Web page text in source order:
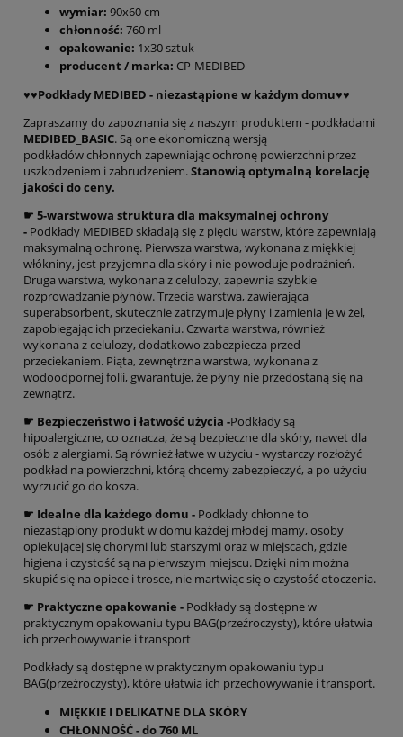
wymiar: 90x60 cm
chłonność: 760 ml
opakowanie: 1x30 sztuk
producent / marka: CP-MEDIBED
♥️♥️Podkłady MEDIBED - niezastąpione w każdym domu♥️♥️
Zapraszamy do zapoznania się z naszym produktem - podkładami
MEDIBED_BASIC. Są one ekonomiczną wersją
podkładów chłonnych zapewniając ochronę powierzchni przez
uszkodzeniem i zabrudzeniem.Stanowią optymalną korelację
jakości do ceny.
☛ 5-warstwowa struktura dla maksymalnej ochrony
- Podkłady MEDIBED składają się z pięciu warstw, które zapewniają
maksymalną ochronę. Pierwsza warstwa, wykonana z miękkiej
włókniny, jest przyjemna dla skóry i nie powoduje podrażnień.
Druga warstwa, wykonana z celulozy, zapewnia szybkie
rozprowadzanie płynów. Trzecia warstwa, zawierająca
superabsorbent, skutecznie zatrzymuje płyny i zamienia je w żel,
zapobiegając ich przeciekaniu. Czwarta warstwa, również
wykonana z celulozy, dodatkowo zabezpiecza przed
przeciekaniem. Piąta, zewnętrzna warstwa, wykonana z
wodoodpornej folii, gwarantuje, że płyny nie przedostaną się na
zewnątrz.
☛ Bezpieczeństwo i łatwość użycia -Podkłady są
hipoalergiczne, co oznacza, że są bezpieczne dla skóry, nawet dla
osób z alergiami. Są również łatwe w użyciu - wystarczy rozłożyć
podkład na powierzchni, którą chcemy zabezpieczyć, a po użyciu
wyrzucić go do kosza.
☛ Idealne dla każdego domu - Podkłady chłonne to
niezastąpiony produkt w domu każdej młodej mamy, osoby
opiekującej się chorymi lub starszymi oraz w miejscach, gdzie
higiena i czystość są na pierwszym miejscu. Dzięki nim można
skupić się na opiece i trosce, nie martwiąc się o czystość otoczenia.
☛ Praktyczne opakowanie - Podkłady są dostępne w
praktycznym opakowaniu typu BAG(przeźroczysty), które ułatwia
ich przechowywanie i transport
Podkłady są dostępne w praktycznym opakowaniu typu
BAG(przeźroczysty), które ułatwia ich przechowywanie i transport.
MIĘKKIE I DELIKATNE DLA SKÓRY
CHŁONNOŚĆ - do 760 ML